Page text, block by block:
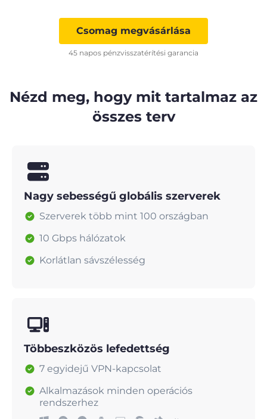
Csomag megvásárlása
45 napos pénzvisszatérítési garancia
Nézd meg, hogy mit tartalmaz az
összes terv
Nagy sebességű globális szerverek
Szerverek több mint 100 országban
10 Gbps hálózatok
Korlátlan sávszélesség
Többeszközös lefedettség
7 egyidejű VPN-kapcsolat
Alkalmazások minden operációs
rendszerhez